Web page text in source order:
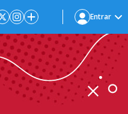
Entrar